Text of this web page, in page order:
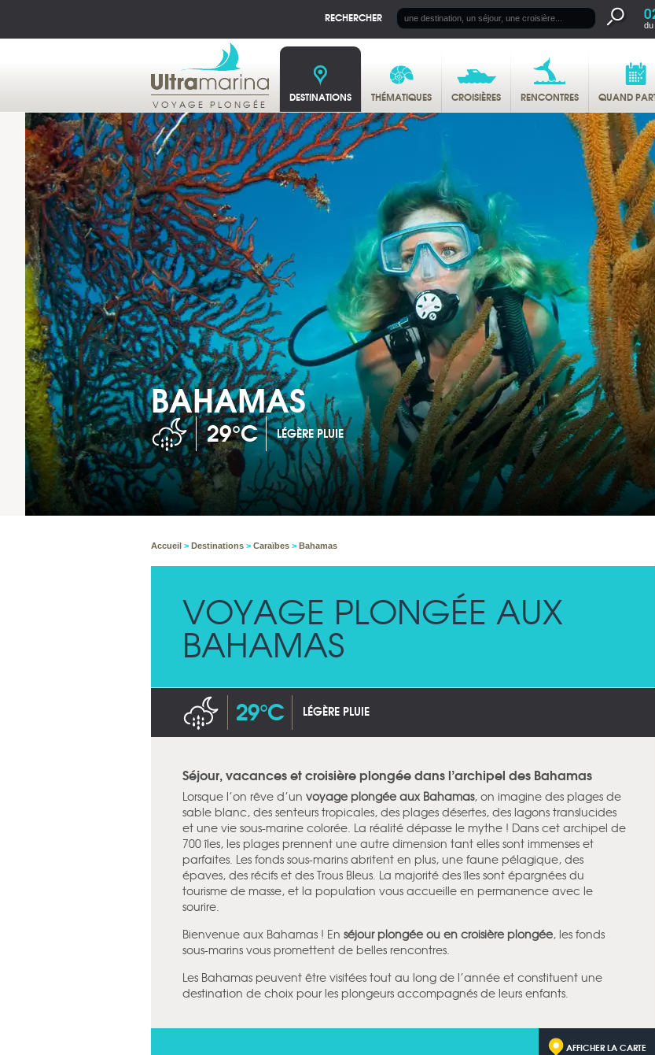
RECHERCHER
du
VOYAGE PLONGÉE DESTINATIONS THÉMATIQUES CROISIÈRES RENCONTRES QUAND
BAHAMAS
29°C LÉGÈRE PLUIE
Accueil > Destinations > Caraïbes > Bahamas
VOYAGE PLONGÉE AUX
BAHAMAS
29°C LÉGÈRE PLUIE
Séjour, vacances et croisière plongée dans l’archipel des Bahamas
Lorsque l’on rêve d’un voyage plongée aux Bahamas, on imagine des plages de
sable blanc, des senteurs tropicales, des plages désertes, des lagons translucides
et une vie sous-marine colorée. La réalité dépasse le mythe ! Dans cet archipel de
700 îles, les plages prennent une autre dimension tant elles sont immenses et
parfaites. Les fonds sous-marins abritent en plus, une faune pélagique, des
épaves, des récifs et des Trous Bleus. La majorité des îles sont épargnées du
tourisme de masse, et la population vous accueille en permanence avec le
sourire.
Bienvenue aux Bahamas ! En séjour plongée ou en croisière plongée, les fonds
sous-marins vous promettent de belles rencontres.
Les Bahamas peuvent être visitées tout au long de l’année et constituent une
destination de choix pour les plongeurs accompagnés de leurs enfants.
AFFICHER LA CARTE